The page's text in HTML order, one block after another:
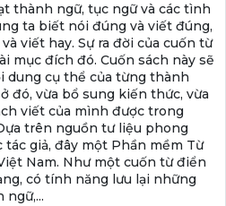
thành ngữ, tục ngữ và các tình
ta biết nói đúng và viết đúng,
viết hay. Sự ra đời của cuốn từ
mục đích đó. Cuốn sách này sẽ
dung cụ thể của từng thành
đó, vừa bổ sung kiến thức, vừa
viết của mình được trong
trên nguồn tư liệu phong
giả, đây một Phần mềm Từ
Nam. Như một cuốn từ điển
có tính năng lưu lại những
ngữ,...